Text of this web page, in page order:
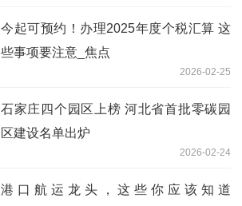
今起可预约！办理2025年度个税汇算 这
些事项要注意_焦点
2026-02-25
石家庄四个园区上榜 河北省首批零碳园
区建设名单出炉
2026-02-24
港口航运龙头，这些你应该知道